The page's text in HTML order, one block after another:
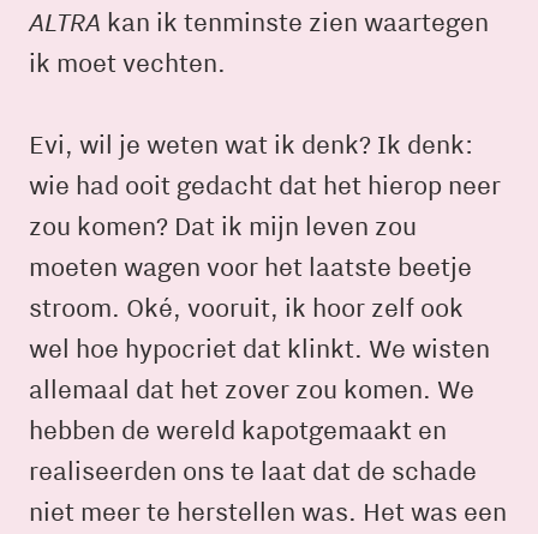
ALTRA kan ik tenminste zien waartegen
ik moet vechten.
Evi, wil je weten wat ik denk? Ik denk:
wie had ooit gedacht dat het hierop neer
zou komen? Dat ik mijn leven zou
moeten wagen voor het laatste beetje
stroom. Oké, vooruit, ik hoor zelf ook
wel hoe hypocriet dat klinkt. We wisten
allemaal dat het zover zou komen. We
hebben de wereld kapotgemaakt en
realiseerden ons te laat dat de schade
niet meer te herstellen was. Het was een